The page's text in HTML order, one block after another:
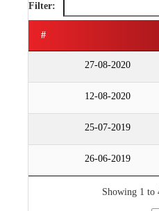
Filter:
#
27-08-2020
12-08-2020
25-07-2019
26-06-2019
Showing 1 to